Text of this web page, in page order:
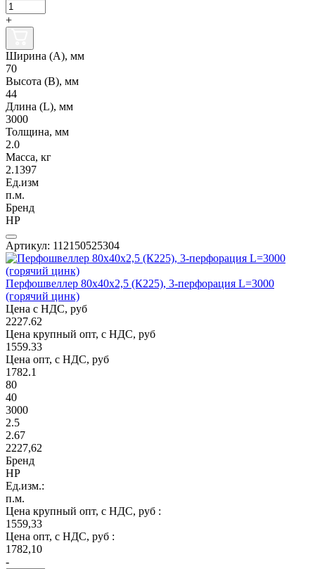
+
Ширина (А), мм
70
Высота (В), мм
44
Длина (L), мм
3000
Толщина, мм
2.0
Масса, кг
2.1397
Ед.изм
п.м.
Бренд
НР
Артикул: 112150525304
Перфошвеллер 80х40х2,5 (К225), 3-перфорация L=3000
(горячий цинк)
Цена с НДС, руб
2227.62
Цена крупный опт, с НДС, руб
1559.33
Цена опт, с НДС, руб
1782.1
80
40
3000
2.5
2.67
2227,62
Бренд
НР
Ед.изм.:
п.м.
Цена крупный опт, с НДС, руб :
1559,33
Цена опт, с НДС, руб :
1782,10
-